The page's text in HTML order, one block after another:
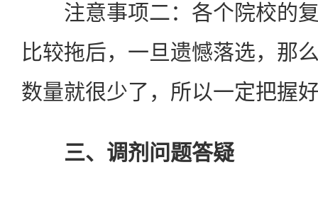
注意事项二：各个院校的复
比较拖后，一旦遗憾落选，那
数量就很少了，所以一定把握
三、调剂问题答疑